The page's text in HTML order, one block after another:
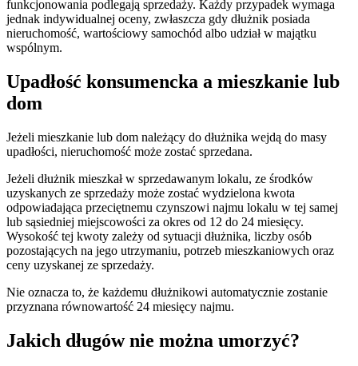
funkcjonowania podlegają sprzedaży. Każdy przypadek wymaga
jednak indywidualnej oceny, zwłaszcza gdy dłużnik posiada
nieruchomość, wartościowy samochód albo udział w majątku
wspólnym.
Upadłość konsumencka a mieszkanie lub
dom
Jeżeli mieszkanie lub dom należący do dłużnika wejdą do masy
upadłości, nieruchomość może zostać sprzedana.
Jeżeli dłużnik mieszkał w sprzedawanym lokalu, ze środków
uzyskanych ze sprzedaży może zostać wydzielona kwota
odpowiadająca przeciętnemu czynszowi najmu lokalu w tej samej
lub sąsiedniej miejscowości za okres od 12 do 24 miesięcy.
Wysokość tej kwoty zależy od sytuacji dłużnika, liczby osób
pozostających na jego utrzymaniu, potrzeb mieszkaniowych oraz
ceny uzyskanej ze sprzedaży.
Nie oznacza to, że każdemu dłużnikowi automatycznie zostanie
przyznana równowartość 24 miesięcy najmu.
Jakich długów nie można umorzyć?